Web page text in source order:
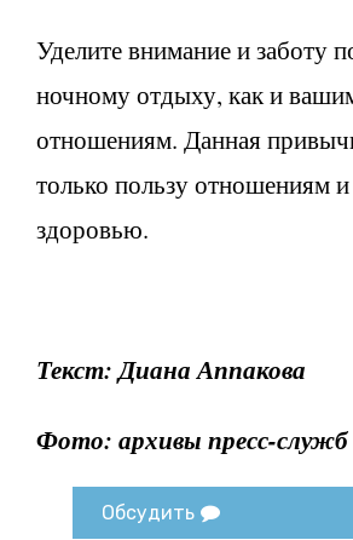
Уделите внимание и заботу
ночному отдыху, как и
отношениям. Данная
только пользу отношениям
здоровью.
Текст: Диана Аппакова
Фото: архивы пресс-служб
Обсудить